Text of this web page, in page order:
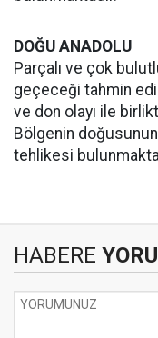
DOĞU ANADOLU
Parçalı ve çok
geçeceği tahmin
ve don olayı ile
Bölgenin
tehlikesi
HABERE